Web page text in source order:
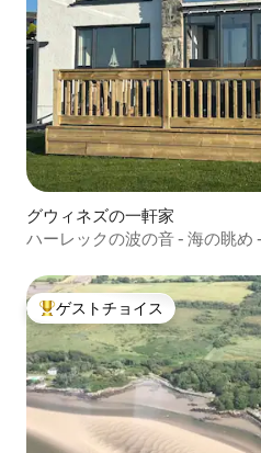
グウィネズの一軒家
ハーレックの波の音 - 海の眺め
大好評のゲストチョイスです。
ゲストチョイス